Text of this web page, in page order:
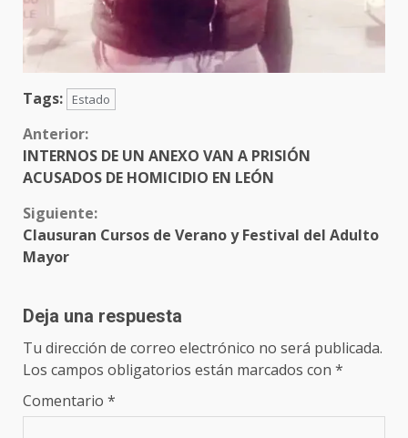
Tags: Estado
Sigue
leyendo
Anterior:
INTERNOS DE UN ANEXO VAN A PRISIÓN
ACUSADOS DE HOMICIDIO EN LEÓN
Siguiente:
Clausuran Cursos de Verano y Festival del Adulto
Mayor
Deja una respuesta
Tu dirección de correo electrónico no será publicada.
Los campos obligatorios están marcados con *
Comentario *